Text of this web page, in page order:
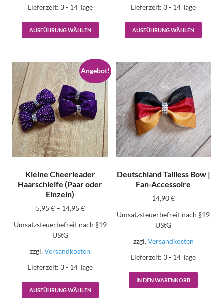
Lieferzeit: 3 - 14 Tage
AUSFÜHRUNG WÄHLEN
Lieferzeit: 3 - 14 Tage
AUSFÜHRUNG WÄHLEN
Angebot!
Kleine Cheerleader
Haarschleife (Paar oder
Einzeln)
5,95 €– 14,95 €
Umsatzsteuerbefreit nach §19
UStG
zzgl.Versandkosten
Lieferzeit: 3 - 14 Tage
AUSFÜHRUNG WÄHLEN
Deutschland Tailless Bow |
Fan-Accessoire
14,90€
Umsatzsteuerbefreit nach §19
UStG
zzgl.Versandkosten
Lieferzeit: 3 - 14 Tage
IN DEN WARENKORB